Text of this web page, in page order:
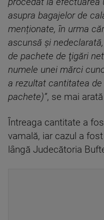
asupra bagajelor de
menționate, în urma
ascunsă şi
de pachete de ţigări
numele unei mărci
a rezultat cantitatea
pachete)”, se mai
Întreaga cantitate a
vamală, iar cazul a
lângă Judecătoria